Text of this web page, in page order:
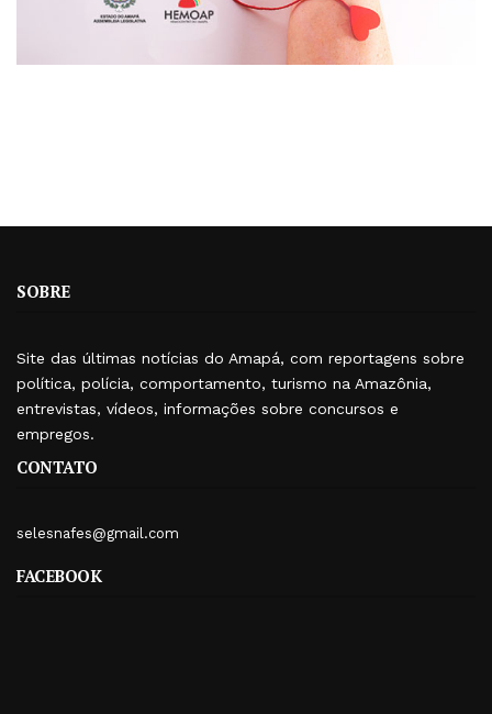
SOBRE
Site das últimas notícias do Amapá, com reportagens sobre
política, polícia, comportamento, turismo na Amazônia,
entrevistas, vídeos, informações sobre concursos e
empregos.
CONTATO
selesnafes@gmail.com
FACEBOOK